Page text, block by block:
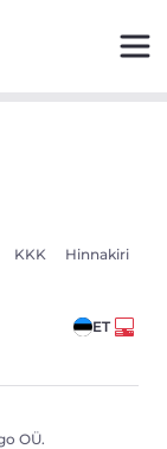
KKK Hinnakiri
ET
OÜ.